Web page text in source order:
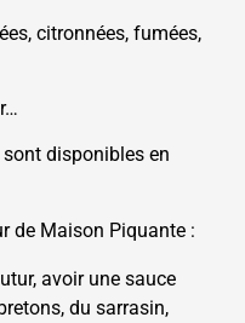
citronnées, fumées,
sont disponibles en
de Maison Piquante :
avoir une sauce
du sarrasin,